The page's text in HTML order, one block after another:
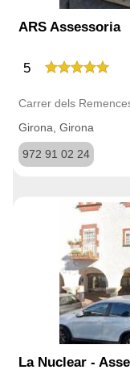
ARS Assessoria
5
Carrer dels
Girona, Girona
972 91 02 24
La Nuclear -